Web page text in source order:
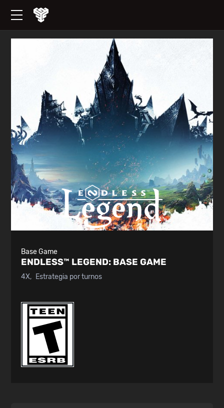
Base Game
ENDLESS™ LEGEND: BASE GAME
4X Estrategia por turnos